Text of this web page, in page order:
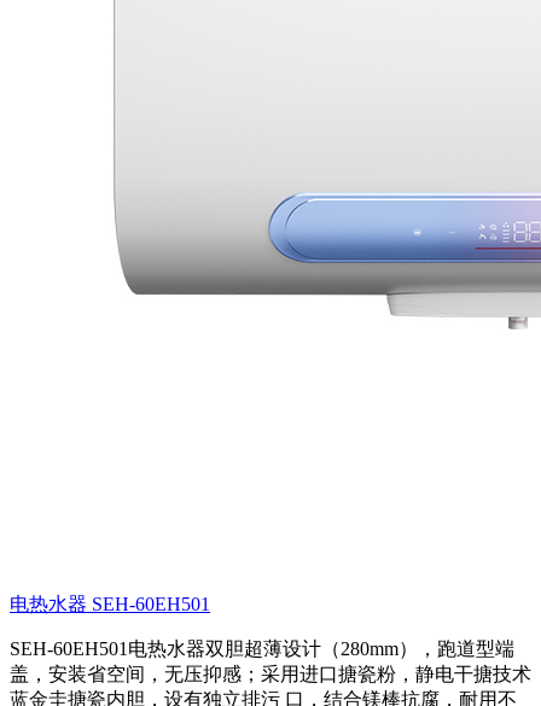
电热水器 SEH-60EH501
SEH-60EH501电热水器双胆超薄设计（280mm），跑道型端
盖，安装省空间，无压抑感；采用进口搪瓷粉，静电干搪技术
蓝金圭搪瓷内胆，设有独立排污 口，结合镁棒抗腐，耐用不